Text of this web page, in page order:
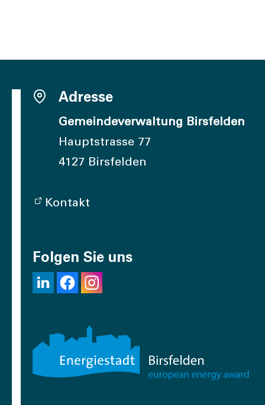
Adresse
Gemeindeverwaltung Birsfelden
Hauptstrasse 77
4127 Birsfelden
Kontakt
Folgen Sie uns